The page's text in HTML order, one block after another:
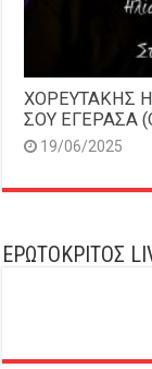
ΧΟΡΕΥΤΑΚΗΣ
ΣΟΥ ΕΓΕΡΑΣΑ
19/06/2025
ΕΡΩΤΟΚΡΙΤΟΣ